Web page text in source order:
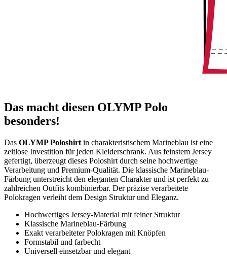
Das macht diesen OLYMP Polo
besonders!
Das OLYMP Poloshirt in charakteristischem Marineblau ist eine
zeitlose Investition für jeden Kleiderschrank. Aus feinstem Jersey
gefertigt, überzeugt dieses Poloshirt durch seine hochwertige
Verarbeitung und Premium-Qualität. Die klassische Marineblau-
Färbung unterstreicht den eleganten Charakter und ist perfekt zu
zahlreichen Outfits kombinierbar. Der präzise verarbeitete
Polokragen verleiht dem Design Struktur und Eleganz.
Hochwertiges Jersey-Material mit feiner Struktur
Klassische Marineblau-Färbung
Exakt verarbeiteter Polokragen mit Knöpfen
Formstabil und farbecht
Universell einsetzbar und elegant